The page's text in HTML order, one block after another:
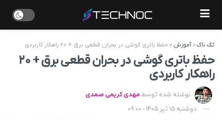
تک ناک»آموزش » حفظ باتری گوشی در بحران قطعی برق + ۲۰ راهکار کاربردی
حفظ باتری گوشی در بحران قطعی برق + ۲۰
راهکار کاربردی
نوشته شده توسط مهدی کریمی صمدی
دوشنبه 15 تیر 1405 - 09:00